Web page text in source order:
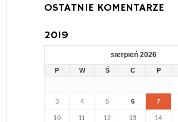
OSTATNIE KOMENTARZE
2019
sierpień 2026
P W Ś C P
3 4 5 6 7
10 11 12 13 14